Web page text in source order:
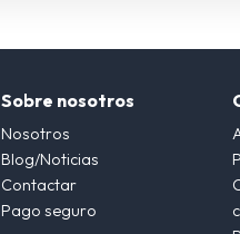
Sobre nosotros
Nosotros
Blog/Noticias
Contactar
Pago seguro